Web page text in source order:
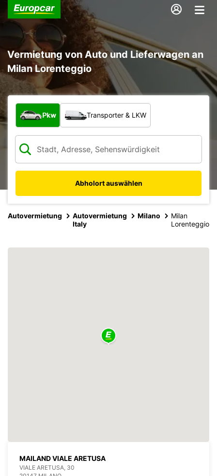
Vermietung von Auto und Lieferwagen an
Milan Lorenteggio
Welche Art von Fahrzeug?
Pkw Transporter & LKW
Abholort auswählen
Autovermietung
Autovermietung
Italy
Milano
Milan
Lorenteggio
MAILAND VIALE ARETUSA
VIALE ARETUSA, 30